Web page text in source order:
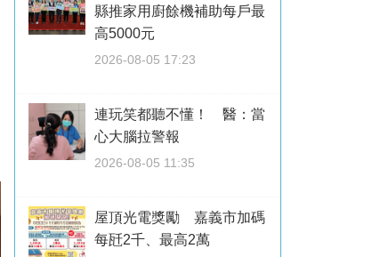
縣推家用廚餘機補助每戶最
高5000元
2026-08-05 17:23
連玩笑都聽不懂！ 醫：當
心大腦拉警報
2026-08-05 11:35
屋頂光電獎勵 嘉義市加碼
每瓩2千、最高2萬